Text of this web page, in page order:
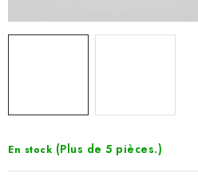
En stock (Plus de 5 pièces.)